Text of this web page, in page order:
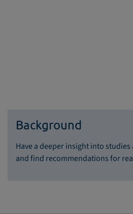
Background
Have a deeper insight into
and find recommendations for